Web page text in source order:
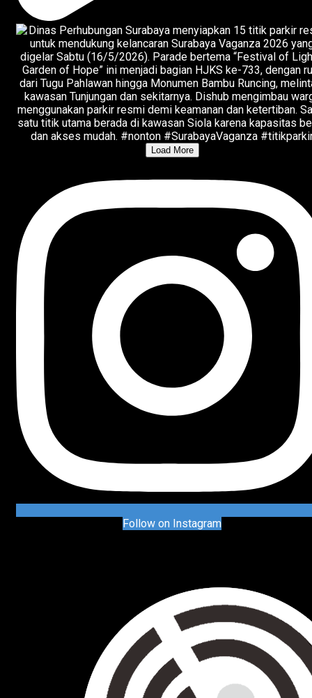
Load More
Follow on Instagram